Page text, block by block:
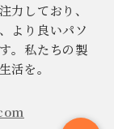
力しており、
より良いパソ
。私たちの製
活を。